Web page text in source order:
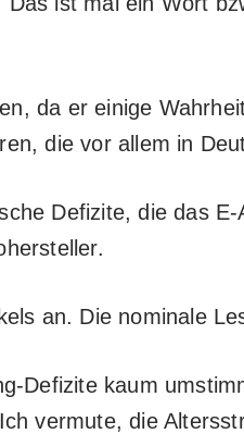
da er einige
die vor allem in
Defizite, die das
an. Die nominale
Defizite kaum
vermute, die